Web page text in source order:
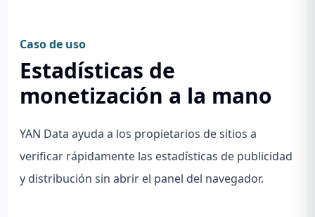
Caso de uso
Estadísticas de
monetización a la mano
YAN Data ayuda a los propietarios de sitios a
verificar rápidamente las estadísticas de publicidad
y distribución sin abrir el panel del navegador.